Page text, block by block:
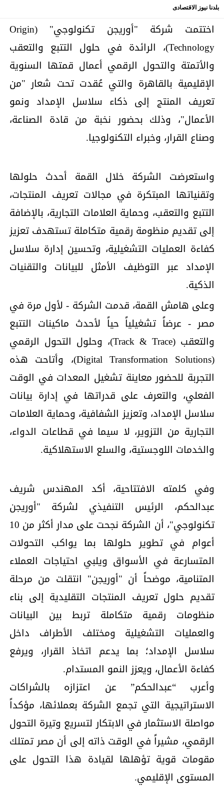
بلدنا نيوز الاقتصادى
اختتمت شركة "أوريجن تكنولوجي" (Origin
Technology)، الرائدة في حلول التتبع والتعقب
والأتمتة والتحول الرقمي أعمال قمتها السنوية
الإقليمية بالقاهرة والتي عُقدت تحت شعار "من
تعريف المنتج إلى ذكاء سلاسل الإمداد ونمو
الأعمال"، وذلك بحضور نخبة من قادة الصناعة،
وصناع القرار، وخبراء التكنولوجيا.
واستعرضت الشركة خلال القمة أحدث حلولها
وتقنياتها المبتكرة في مجالات تعريف المنتجات،
التتبع والتعقب، وحماية العلامات التجارية، بالإضافة
إلى تقديم منظومة رقمية متكاملة تستهدف تعزيز
كفاءة العمليات التشغيلية، وتحسين إدارة سلاسل
الإمداد عبر التوظيف الأمثل للبيانات والتقنيات
الذكية.
وعلى هامش القمة، قدمت الشركة - لأول مرة في
مصر - عرضاً تشغيلياً حياً لأحدث ماكينات التتبع
والتعقب (Track & Trace)، وحلول التحول الرقمي
(Digital Transformation Solutions)، وأتاحت هذه
التجربة للحضور معاينة تشغيل المعدات في الوقت
الفعلي، والتعرف على قدراتها في إدارة بيانات
سلاسل الإمداد، وتعزيز الشفافية، وحماية العلامات
التجارية من التزوير، لا سيما في قطاعات الدواء،
والخدمات اللوجستية، والسلع الاستهلاكية.
وفي كلمته الافتتاحية، أكد المهندس شريف
عبدالحكم، الرئيس التنفيذي لشركة "أوريجن
تكنولوجي"، أن الشركة نجحت على مدار أكثر من 10
أعوام في تطوير حلولها بما يواكب التحولات
المتسارعة في الأسواق ويلبي احتياجات العملاء
المتنامية، موضحاً أن "أوريجن" انتقلت من مرحلة
تقديم حلول تعريف المنتجات التقليدية إلى بناء
منظومات رقمية متكاملة تربط بين البيانات
والعمليات التشغيلية ومختلف الأطراف داخل
سلاسل الإمداد؛ بما يدعم اتخاذ القرار، ويرفع
كفاءة الأعمال، ويعزز النمو المستدام.
وأعرب “عبدالحكم” عن اعتزازه بالشراكات
الاستراتيجية التي تجمع الشركة بعملائها، مؤكداً
مواصلة الاستثمار في الابتكار لتسريع وتيرة التحول
الرقمي، مشيراً في الوقت ذاته إلى أن مصر تمتلك
مقومات قوية تؤهلها لقيادة هذا التحول على
المستوى الإقليمي.